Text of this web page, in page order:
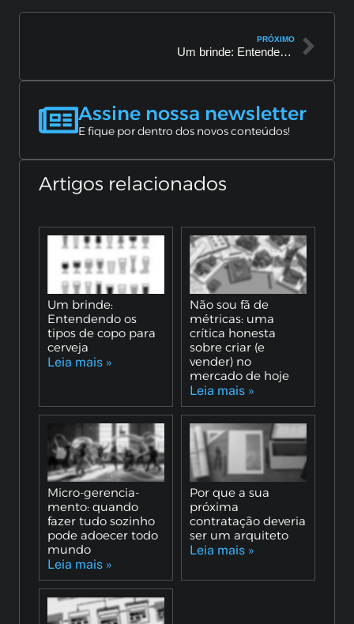
PRÓXIMO
Um brinde: Entendendo os tipos de copo para cerveja
Assine nossa newsletter
E fique por dentro dos novos conteúdos!
Artigos relacionados
Um brinde:
Entendendo os
tipos de copo para
cerveja
Leia mais »
Não sou fã de
métricas: uma
crítica honesta
sobre criar (e
vender) no
mercado de hoje
Leia mais »
Micro-gerencia-
mento: quando
fazer tudo sozinho
pode adoecer todo
mundo
Leia mais »
Por que a sua
próxima
contratação deveria
ser um arquiteto
Leia mais »